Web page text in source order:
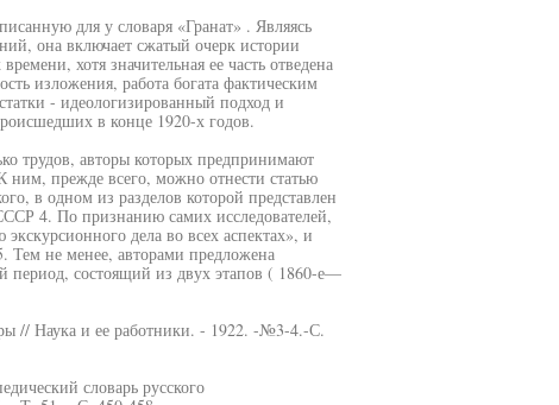
для у словаря «Гранат» . Являясь
она включает сжатый очерк истории
хотя значительная ее часть отведена
изложения, работа богата фактическим
- идеологизированный подход и
в конце 1920-х годов.
трудов, авторы которых предпринимают
ним, прежде всего, можно отнести статью
в одном из разделов которой представлен
4. По признанию самих исследователей,
дела во всех аспектах», и
Тем не менее, авторами предложена
период, состоящий из двух этапов ( 1860-е—
// Наука и ее работники. - 1922. -№3-4.-С.
словарь русского